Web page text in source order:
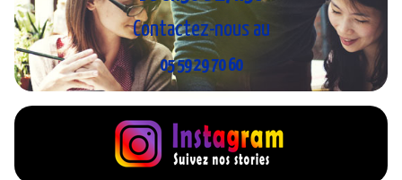
Contactez-nous au
05 59 29 70 60